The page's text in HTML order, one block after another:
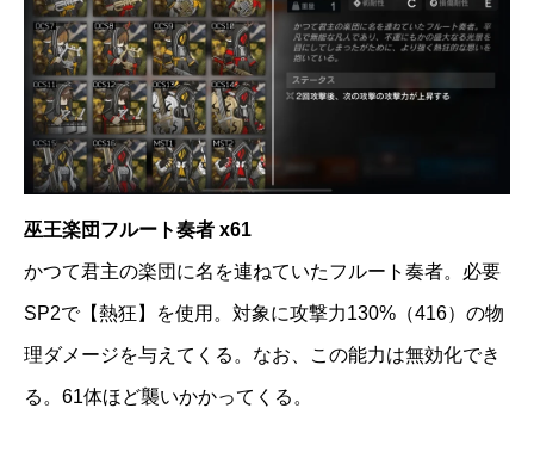
巫王楽団フルート奏者 x61
かつて君主の楽団に名を連ねていたフルート奏者。必要
SP2で【熱狂】を使用。対象に攻撃力130%（416）の物
理ダメージを与えてくる。なお、この能力は無効化でき
る。61体ほど襲いかかってくる。